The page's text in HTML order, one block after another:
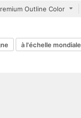
Outline Color
à l'échelle mondiale